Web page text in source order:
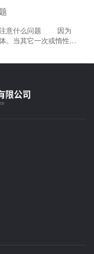
转180°至“开”；
炉的复位按钮一次运行
炼炉情况依次更换
量程查看真空度
意什么问题 因为
。当其它一次或惰性气
作用。去除硅、铝、
起到净化材料的作用。
，真空烧结炉保温
中的碳发生反应，导致
，炉压明显升高，合金
中的真空度。二者越
容易，脱碳越严重。
重要问题。这不仅改变